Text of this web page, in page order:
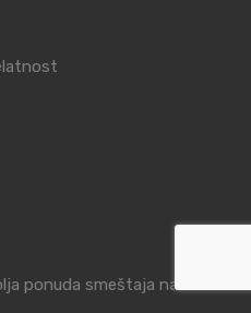
ponuda smeštaja na